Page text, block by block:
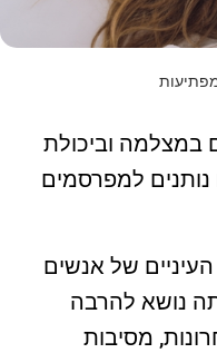
במצלמה וביכולת
נותנים למפרסמים
של אנשים
נושא להרבה
מסיבות